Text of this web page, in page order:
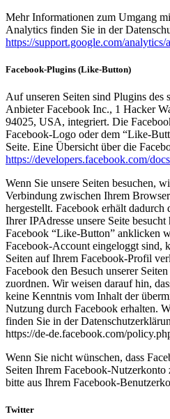
Mehr Informationen zum Umgang
Analytics finden Sie in der
https://support.google.com/
Facebook-Plugins (Like-Button)
Auf unseren Seiten sind Plugins des
Anbieter Facebook Inc., 1 Hacker
94025, USA, integriert. Die
Facebook-Logo oder dem “Like-
Seite. Eine Übersicht über die
https://developers.facebook.com/
Wenn Sie unsere Seiten besuchen,
Verbindung zwischen Ihrem
hergestellt. Facebook erhält
Ihrer IPAdresse unsere Seite besucht
Facebook “Like-Button” anklicken
Facebook-Account eingeloggt sind,
Seiten auf Ihrem Facebook-Profil
Facebook den Besuch unserer
zuordnen. Wir weisen darauf hin,
keine Kenntnis vom Inhalt der
Nutzung durch Facebook erhalten.
finden Sie in der
https://de-de.facebook.com/
Wenn Sie nicht wünschen, dass
Seiten Ihrem Facebook-
bitte aus Ihrem Facebook-
Twitter